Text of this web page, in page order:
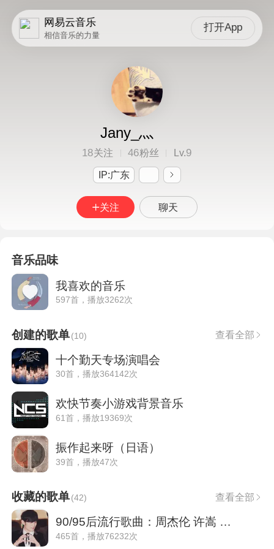
网易云音乐
相信音乐的力量
打开App
Jany_灬
18关注 46粉丝 Lv.9
IP:广东
关注 聊天
音乐品味
我喜欢的音乐
597首，播放3262次
创建的歌单(10) 查看全部
十个勤天专场演唱会
30首，播放364142次
欢快节奏小游戏背景音乐
61首，播放19369次
振作起来呀（日语）
39首，播放47次
收藏的歌单(42) 查看全部
90/95后流行歌曲：周杰伦 许嵩 徐良 陈奕迅
465首，播放76232次